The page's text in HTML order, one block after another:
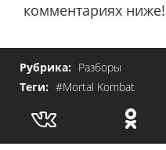
комментариях ниже!
Рубрика: Разборы
Теги: #Mortal Kombat